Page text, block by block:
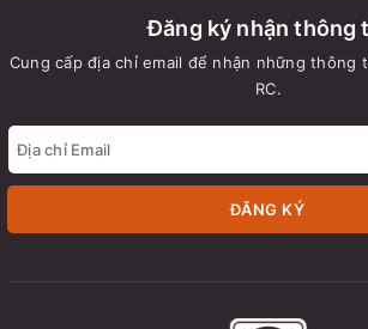
Đăng ký nhận thông
Cung cấp địa chỉ email để nhận những thông
RC.
ĐĂNG KÝ